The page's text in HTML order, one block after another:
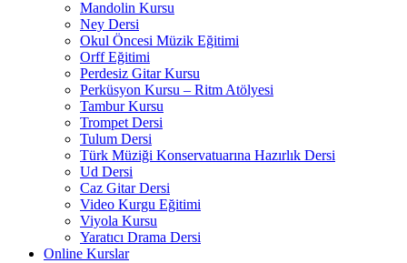
Mandolin Kursu
Ney Dersi
Okul Öncesi Müzik Eğitimi
Orff Eğitimi
Perdesiz Gitar Kursu
Perküsyon Kursu – Ritm Atölyesi
Tambur Kursu
Trompet Dersi
Tulum Dersi
Türk Müziği Konservatuarına Hazırlık Dersi
Ud Dersi
Caz Gitar Dersi
Video Kurgu Eğitimi
Viyola Kursu
Yaratıcı Drama Dersi
Online Kurslar